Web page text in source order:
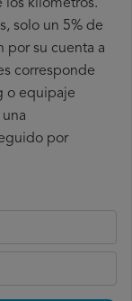
los kilómetros.
solo un 5% de
por su cuenta a
corresponde
o equipaje
por